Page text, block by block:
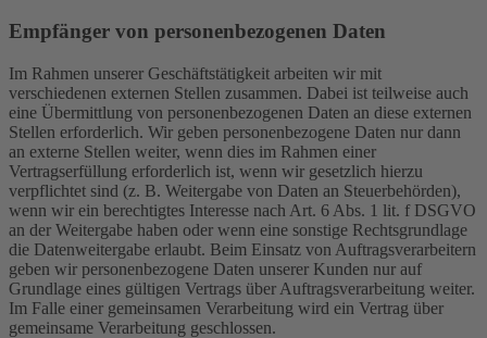
Empfänger von personenbezogenen Daten
Im Rahmen unserer Geschäftstätigkeit arbeiten wir mit
verschiedenen externen Stellen zusammen. Dabei ist teilweise auch
eine Übermittlung von personenbezogenen Daten an diese externen
Stellen erforderlich. Wir geben personenbezogene Daten nur dann
an externe Stellen weiter, wenn dies im Rahmen einer
Vertragserfüllung erforderlich ist, wenn wir gesetzlich hierzu
verpflichtet sind (z. B. Weitergabe von Daten an Steuerbehörden),
wenn wir ein berechtigtes Interesse nach Art. 6 Abs. 1 lit. f DSGVO
an der Weitergabe haben oder wenn eine sonstige Rechtsgrundlage
die Datenweitergabe erlaubt. Beim Einsatz von Auftragsverarbeitern
geben wir personenbezogene Daten unserer Kunden nur auf
Grundlage eines gültigen Vertrags über Auftragsverarbeitung weiter.
Im Falle einer gemeinsamen Verarbeitung wird ein Vertrag über
gemeinsame Verarbeitung geschlossen.